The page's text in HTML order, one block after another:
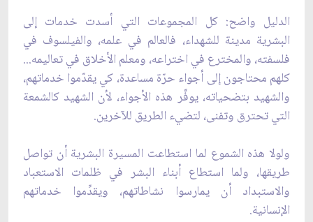
الدليل واضح: كل المجموعات التي أسدت خدمات إلى
البشرية مدينة للشهداء، فالعالم في علمه، والفيلسوف في
فلسفته، والمخترع في اختراعه، ومعلم الأخلاق في تعاليمه...
كلهم محتاجون إلى أجواء حرّة مساعدة، كي يقدّموا خدماتهم،
والشهيد بتضحياته، يوفِّر هذه الأجواء، لأن الشهيد كالشمعة
التي تحترق وتفنى، لتضي‏ء الطريق للآخرين.
ولولا هذه الشموع لما استطاعت المسيرة البشرية أن تواصل
طريقها، ولما استطاع أبناء البشر في ظلمات الاستعباد
والاستبداد أن يمارسوا نشاطاتهم، ويقدِّموا خدماتهم
الإنسانية.